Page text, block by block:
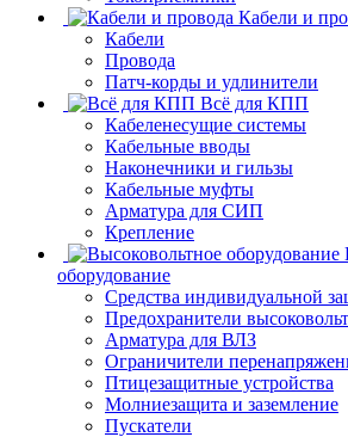
Кабели и
Кабели
Провода
Патч-корды и удлинители
Всё для КПП
Кабеленесущие системы
Кабельные вводы
Наконечники и гильзы
Кабельные муфты
Арматура для СИП
Крепление
оборудование
Средства индивидуальной
Предохранители
Арматура для ВЛЗ
Ограничители
Птицезащитные устройства
Молниезащита и заземление
Пускатели